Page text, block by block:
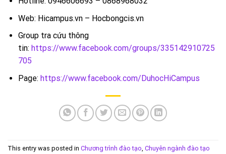
Web: Hicampus.vn – Hocbongcis.vn
Group tra cứu thông
tin: https://www.facebook.com/groups/335142910725
705
Page: https://www.facebook.com/DuhocHiCampus
This entry was posted in Chương trình đào tạo, Chuyên ngành đào tạo